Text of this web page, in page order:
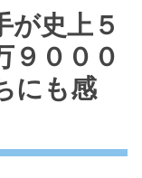
が史上５
９０００
にも感